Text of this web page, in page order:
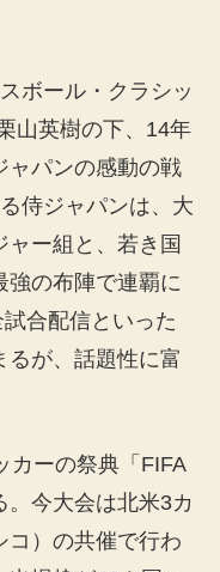
ボール・クラシッ
山英樹の下、14年
ャパンの感動の戦
侍ジャパンは、大
ー組と、若き国
強の布陣で連覇に
合配信といった
るが、話題性に富
ーの祭典「FIFA
。今大会は北米3カ
コ）の共催で行わ